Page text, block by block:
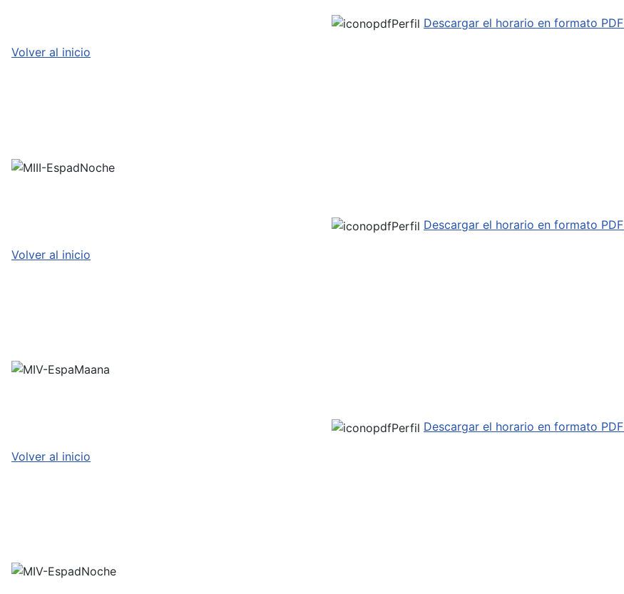
Descargar el horario en formato PDF
Volver al inicio
Descargar el horario en formato PDF
Volver al inicio
Descargar el horario en formato PDF
Volver al inicio